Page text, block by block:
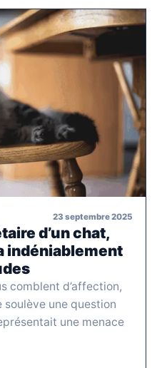
23 septembre 2025
d’un chat,
indéniablement
comblent d’affection,
une question
une menace